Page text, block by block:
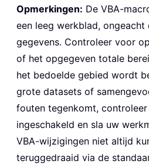
Opmerkingen: De VBA-
een leeg werkblad,
gegevens. Controleer voor
of het opgegeven totale
het bedoelde gebied wordt
grote datasets of
fouten tegenkomt, controleer
ingeschakeld en sla uw
VBA-wijzigingen niet altijd
teruggedraaid via de